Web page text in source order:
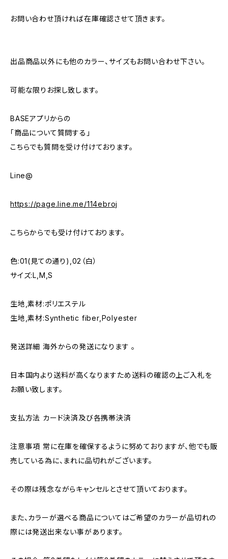
お問い合わせ頂ければ在庫確認させて頂きます。
出品商品以外にも他のカラー、サイズもお問い合わせ下さい。
可能な限りお探し致します。
BASEアプリからの
「商品について質問する」
こちらでも質問を受け付けております。
Line@
https://page.line.me/114ebroj
こちらからでも受け付けております。
色:01(見ての通り),02（白）
サイズ:L,M,S
生地,素材:ポリエステル
生地,素材:Synthetic fiber,Polyester
発送詳細 海外からの発送になります 。
日本国内より送料が高くなりますため送料の確認の上ご入札を
お願い致します。
支払方法 カード決済及び各携帯決済
注意事項 常に在庫を確保するように努めておりますが、他でも販
売している為に、まれに品切れがございます。
その際は残念ながらキャンセルとさせて頂いております。
また、カラーが選べる商品についてはご希望のカラーが品切れの
際には発送出来ない事があります。